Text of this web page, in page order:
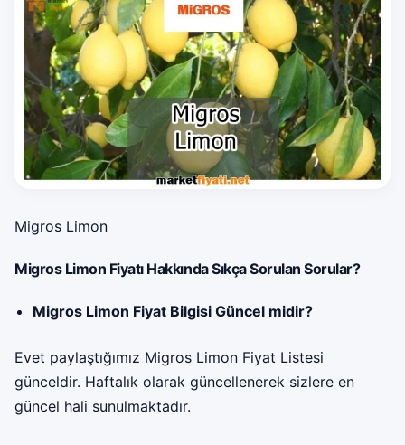
Migros Limon
Migros Limon Fiyatı Hakkında Sıkça Sorulan Sorular?
Migros Limon Fiyat Bilgisi Güncel midir?
Evet paylaştığımız Migros Limon Fiyat Listesi
günceldir. Haftalık olarak güncellenerek sizlere en
güncel hali sunulmaktadır.